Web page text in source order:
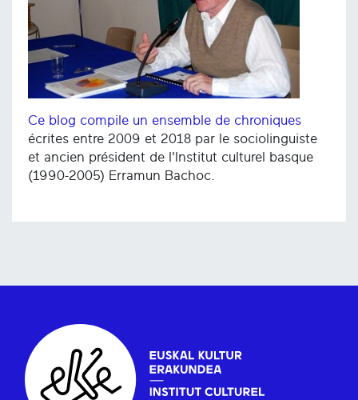
Ce blog compile un ensemble de chroniques
écrites entre 2009 et 2018 par le sociolinguiste
et ancien président de l'Institut culturel basque
(1990-2005) Erramun Bachoc.